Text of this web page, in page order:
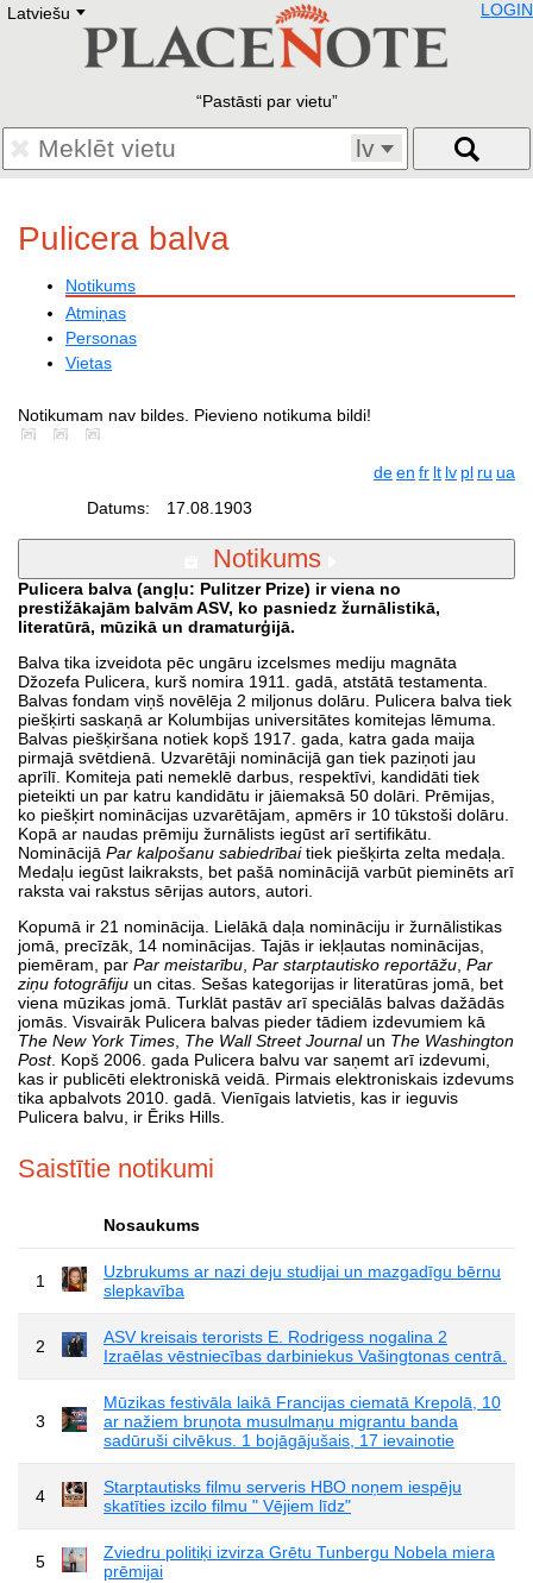
Latviešu E
Deutsch
Francais
Polski
Eestikeelne
LOGIN
Pastāsti par vietu
lv
Pulicera balva
Notikums
Atmiņas
Personas
Vietas
Notikumam nav bildes. Pievieno notikuma bildi!
deen fr lt lv pl ru ua
Datums:
17.08.1903
Notikums
Pulicera balva (angļu: Pulitzer Prize) ir viena no
prestižākajām balvām ASV, ko pasniedz žurnālistikā,
literatūrā, mūzikā un dramaturģijā.
Balva tika izveidota pēc ungāru izcelsmes mediju magnāta
Džozefa Pulicera, kurš nomira 1911. gadā, atstātā testamenta.
Balvas fondam viņš novēlēja 2 miljonus dolāru. Pulicera balva tiek
piešķirti saskaņā ar Kolumbijas universitātes komitejas lēmuma.
Balvas piešķiršana notiek kopš 1917. gada, katra gada maija
pirmajā svētdienā. Uzvarētāji nominācijā gan tiek paziņoti jau
aprīlī. Komiteja pati nemeklē darbus, respektīvi, kandidāti tiek
pieteikti un par katru kandidātu ir jāiemaksā 50 dolāri. Prēmijas,
ko piešķirt nominācijas uzvarētājam, apmērs ir 10 tūkstoši dolāru.
Kopā ar naudas prēmiju žurnālists iegūst arī sertifikātu.
Nominācijā Par kalpošanu sabiedrībaitiek piešķirta zelta medaļa.
Medaļu iegūst laikraksts, bet pašā nominācijā varbūt pieminēts arī
raksta vai rakstus sērijas autors, autori.
Kopumā ir 21 nominācija. Lielākā daļa nomināciju ir žurnālistikas
jomā, precīzāk, 14 nominācijas. Tajās ir iekļautas nominācijas,
piemēram, par Par meistarību Par starptautisko reportāžu Par
ziņu fotogrāfiju un citas. Sešas kategorijas ir literatūras jomā, bet
viena mūzikas jomā. Turklāt pastāv arī speciālās balvas dažādās
jomās. Visvairāk Pulicera balvas pieder tādiem izdevumiem kā
The New York Times The Wall Street Journalun The Washington
Post. Kopš 2006. gada Pulicera balvu var saņemt arī izdevumi,
kas ir publicēti elektroniskā veidā. Pirmais elektroniskais izdevums
tika apbalvots 2010. gadā. Vienīgais latvietis, kas ir ieguvis
Pulicera balvu, ir Ēriks Hills.
Saistītie notikumi
Nosaukums
1
Uzbrukums ar nazi deju studijai un mazgadīgu bērnu
slepkavība
2
ASV kreisais terorists E. Rodrigess nogalina 2
Izraēlas vēstniecības darbiniekus Vašingtonas centrā.
3
Mūzikas festivāla laikā Francijas ciematā Krepolā, 10
ar nažiem bruņota musulmaņu migrantu banda
sadūruši cilvēkus. 1 bojāgājušais, 17 ievainotie
4
Starptautisks filmu serveris HBO noņem iespēju
skatīties izcilo filmu " Vējiem līdz"
5
Zviedru politiķi izvirza Grētu Tunbergu Nobela miera
prēmijai